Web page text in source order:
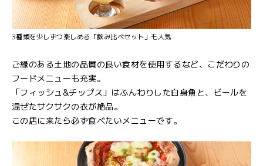
3種類を少しずつ楽しめる「飲み比べセット」も人気
ご縁のある土地の品質の良い食材を使用するなど、こだわりの
フードメニューも充実。
「フィッシュ&チップス」はふんわりした白身魚と、ビールを
混ぜたサクサクの衣が絶品。
この店に来たら必ず食べたいメニューです。